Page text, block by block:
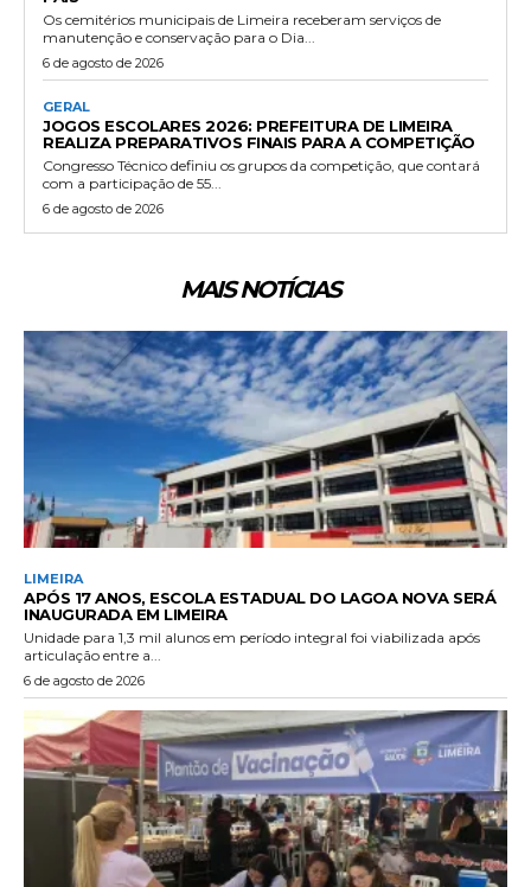
Os cemitérios municipais de Limeira receberam serviços de
manutenção e conservação para o Dia...
6 de agosto de 2026
GERAL
JOGOS ESCOLARES 2026: PREFEITURA DE LIMEIRA
REALIZA PREPARATIVOS FINAIS PARA A COMPETIÇÃO
Congresso Técnico definiu os grupos da competição, que contará
com a participação de 55...
6 de agosto de 2026
MAIS NOTÍCIAS
LIMEIRA
APÓS 17 ANOS, ESCOLA ESTADUAL DO LAGOA NOVA SERÁ
INAUGURADA EM LIMEIRA
Unidade para 1,3 mil alunos em período integral foi viabilizada após
articulação entre a...
6 de agosto de 2026